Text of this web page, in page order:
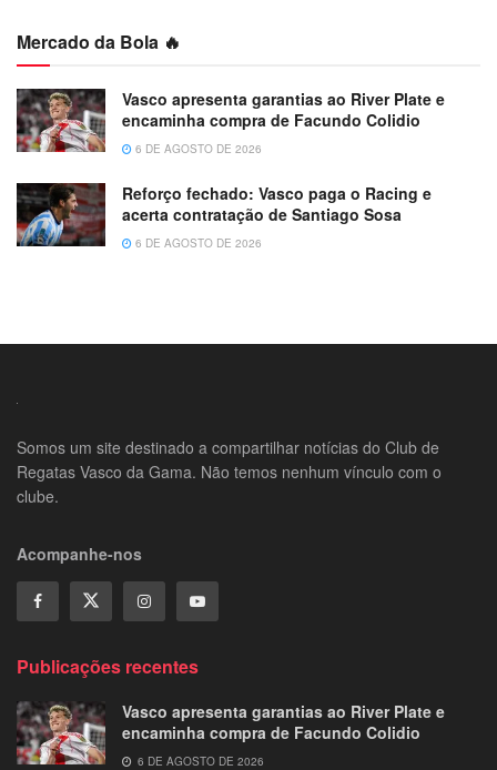
Mercado da Bola 🔥
Vasco apresenta garantias ao River Plate e
encaminha compra de Facundo Colidio
6 DE AGOSTO DE 2026
Reforço fechado: Vasco paga o Racing e
acerta contratação de Santiago Sosa
6 DE AGOSTO DE 2026
Somos um site destinado a compartilhar notícias do Club de
Regatas Vasco da Gama. Não temos nenhum vínculo com o
clube.
Acompanhe-nos
Publicações recentes
Vasco apresenta garantias ao River Plate e
encaminha compra de Facundo Colidio
6 DE AGOSTO DE 2026